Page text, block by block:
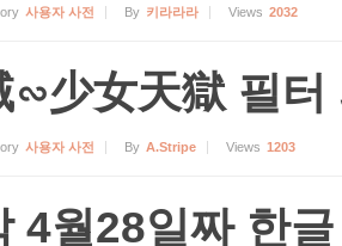
사용자 사전 By 키라라라 Views 2032
∽少女天獄 필터
사용자 사전 By A.Stripe Views 1203
4월28일짜 한